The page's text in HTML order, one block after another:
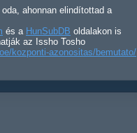
ahonnan elindítottad a
és a HunSubDB oldalakon is
az Issho Tosho
kozponti-azonositas/bemutato/